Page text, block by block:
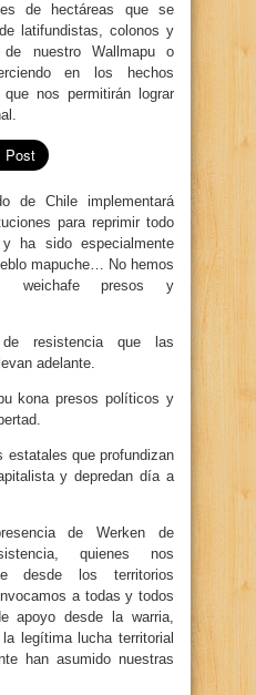
de hectáreas que se
latifundistas, colonos y
de nuestro Wallmapu o
en los hechos
nos permitirán lograr
de Chile implementará
para reprimir todo
ha sido especialmente
mapuche… No hemos
weichafe presos y
resistencia que las
adelante.
kona presos políticos y
estatales que profundizan
y depredan día a
de Werken de
quienes nos
desde los territorios
a todas y todos
apoyo desde la warria,
legítima lucha territorial
han asumido nuestras